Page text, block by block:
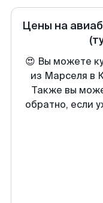
Цены на
😍 Вы можете
из Марселя в
Также вы
обратно, если